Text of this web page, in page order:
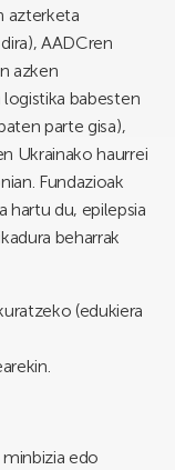
azterketa
AADCren
azken
babesten
parte gisa),
Ukrainako haurrei
Fundazioak
hartu du, epilepsia
beharrak
(edukiera
edo